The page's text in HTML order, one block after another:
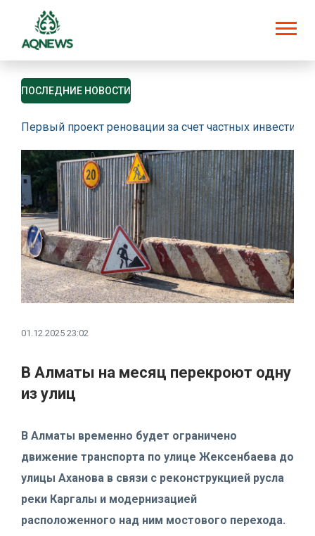
ПОСЛЕДНИЕ НОВОСТИ
Первый проект реновации за счет частных
01.12.2025 23:02
В Алматы на месяц перекроют одну
из улиц
В Алматы временно будет ограничено
движение транспорта по улице Жексенбаева до
улицы Аханова в связи с реконструкцией русла
реки Каргалы и модернизацией
расположенного над ним мостового перехода.